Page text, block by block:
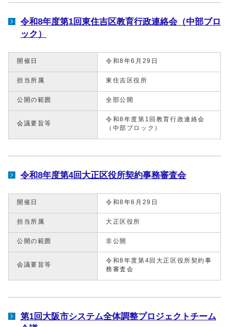
令和8年度第1回東住吉区教育行政連絡会（中部ブロ
ック）
開催日 令和8年6月29日
担当所属 東住吉区役所
公開の範囲 全部公開
会議要旨等
令和8年度第1回教育行政連絡会
（中部ブロック）
令和8年度第4回大正区役所契約事務審査会
開催日 令和8年6月29日
担当所属 大正区役所
公開の範囲 非公開
会議要旨等
令和8年度第4回大正区役所契約事
務審査会
第1回大阪市システム全体調整プロジェクトチーム